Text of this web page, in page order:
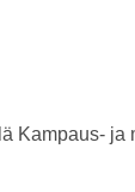
Kampaus- ja